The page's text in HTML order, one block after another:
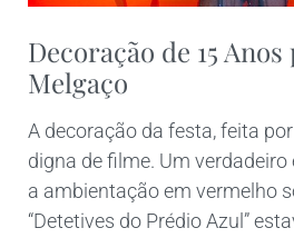
Decoração de 15
Melgaço
A decoração da festa, feita
digna de filme. Um
a ambientação em vermelho
“Detetives do Prédio Azul”